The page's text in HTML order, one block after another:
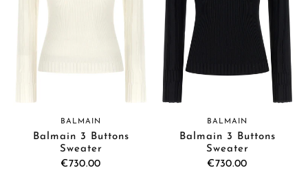
BALMAIN
Balmain 3 Buttons
Sweater
€730.00
BALMAIN
Balmain 3 Buttons
Sweater
€730.00